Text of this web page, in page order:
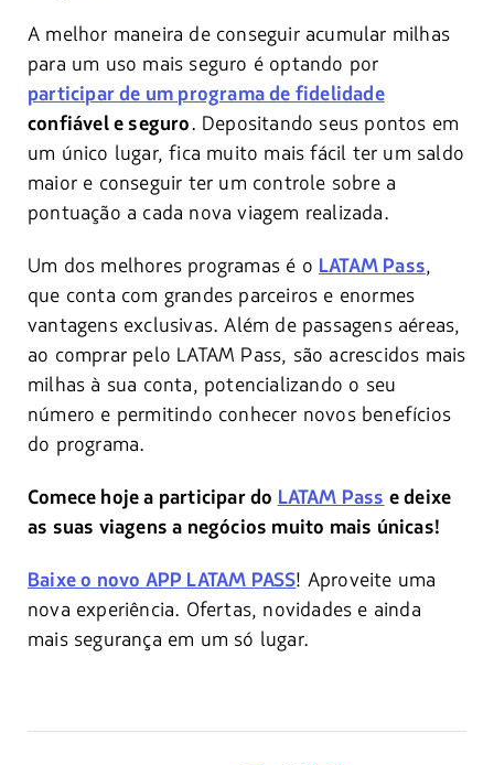
A melhor maneira de conseguir acumular milhas
para um uso mais seguro é optando por
participar de um programa de fidelidade
confiável e seguro. Depositando seus pontos em
um único lugar, fica muito mais fácil ter um saldo
maior e conseguir ter um controle sobre a
pontuação a cada nova viagem realizada.
Um dos melhores programas é o LATAM Pass,
que conta com grandes parceiros e enormes
vantagens exclusivas. Além de passagens aéreas,
ao comprar pelo LATAM Pass, são acrescidos mais
milhas à sua conta, potencializando o seu
número e permitindo conhecer novos benefícios
do programa.
Comece hoje a participar do LATAM Pass e deixe
as suas viagens a negócios muito mais únicas!
Baixe o novo APP LATAM PASS! Aproveite uma
nova experiência. Ofertas, novidades e ainda
mais segurança em um só lugar.